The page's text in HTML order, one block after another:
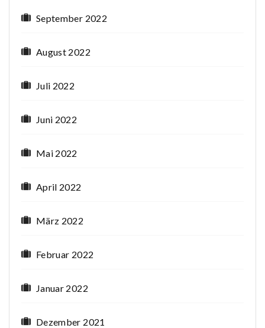
September 2022
August 2022
Juli 2022
Juni 2022
Mai 2022
April 2022
März 2022
Februar 2022
Januar 2022
Dezember 2021